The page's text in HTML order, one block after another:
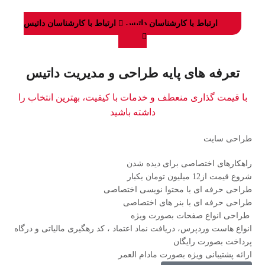
ارتباط با کارشناسان داتیس ارتباط با کارشناسان داتیس
تعرفه های پایه طراحی و مدیریت داتیس
با قیمت گذاری منعطف و خدمات با کیفیت، بهترین انتخاب را
داشته باشید
طراحی سایت
راهکارهای اختصاصی برای دیده شدن
شروع قیمت از12 میلیون تومان یکبار
طراحی حرفه ای با محتوا نویسی اختصاصی
طراحی حرفه ای با بنر های اختصاصی
طراحی انواع صفحات بصورت ویژه
انواع هاست وردپرس، دریافت نماد اعتماد ، کد رهگیری مالیاتی و درگاه
پرداخت بصورت رایگان
ارائه پشتیبانی ویژه بصورت مادام العمر